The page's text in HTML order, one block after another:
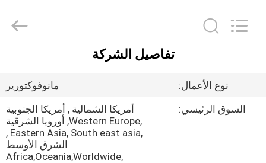
الرئيسية
منتجات
INSTRUMENT
CO.,LTD.
تفاصيل الشركة
نوع الأعمال:
مانوفوكتورير
السوق الرئيسي:
أمريكا الشمالية , أمريكا الجنوبية
,Western Europe, أوروبا الشرقية
,Eastern Asia, South east asia ,
الشرق الأوسط
,Africa,Oceania,Worldwide